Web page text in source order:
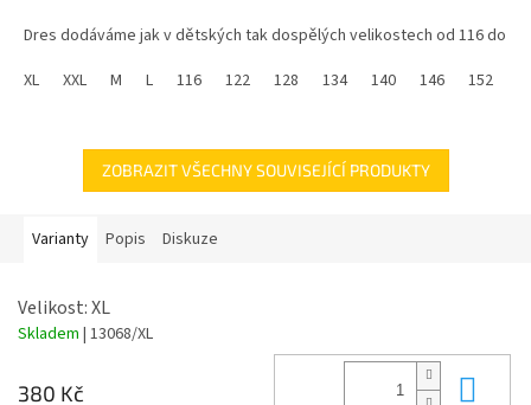
Dres dodáváme jak v dětských tak dospělých velikostech od 116 do
XL
XXL M L 116 122 128 134 140 146 152
ZOBRAZIT VŠECHNY SOUVISEJÍCÍ PRODUKTY
Varianty Popis Diskuze
Velikost: XL
Skladem | 13068/XL
380 Kč